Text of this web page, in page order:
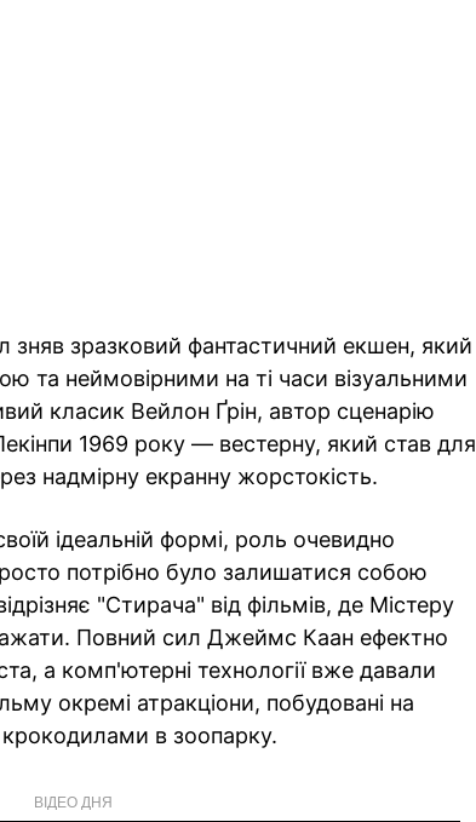
зняв зразковий фантастичний екшен, який
та неймовірними на ті часи візуальними
класик Вейлон Ґрін, автор сценарію
1969 року — вестерну, який став для
надмірну екранну жорстокість.
ідеальній формі, роль очевидно
потрібно було залишатися собою
"Стирача" від фільмів, де Містеру
Повний сил Джеймс Каан ефектно
а комп'ютерні технології вже давали
окремі атракціони, побудовані на
в зоопарку.
ВІДЕО ДНЯ